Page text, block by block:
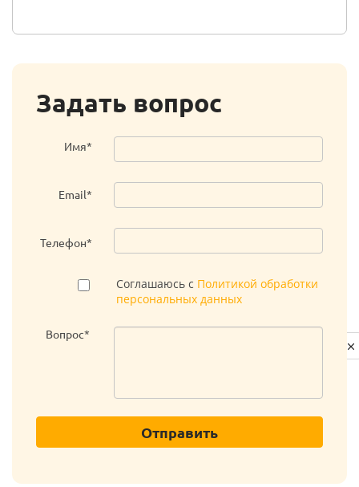
Задать вопрос
Имя*
Email*
Телефон*
Соглашаюсь с Политикой обработки
персональных данных
Вопрос*
Отправить